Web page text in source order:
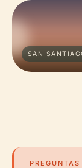
SAN